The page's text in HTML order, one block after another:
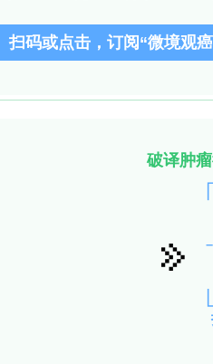
CD7的DMV-假型化载
，研究团队最终确定了
抗体的DMV-假型化LV
人类原代T细胞，而对B
化小鼠模型中，通过尾
异性的CAR表达，且主要
CAR-T细胞在淋巴瘤模型
队在一个人源化小鼠B细
荷瘤小鼠注射了携带靶
鼠相比，治疗组小鼠体